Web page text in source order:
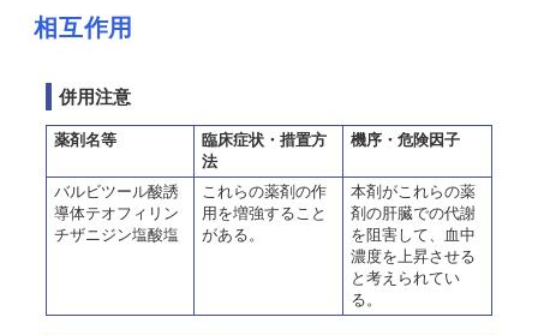
相互作用
併用注意
薬剤名等
臨床症状・措置方
法
機序・危険因子
バルビツール酸誘
導体テオフィリン
チザニジン塩酸塩
これらの薬剤の作
用を増強すること
がある。
本剤がこれらの薬
剤の肝臓での代謝
を阻害して、血中
濃度を上昇させる
と考えられてい
る。